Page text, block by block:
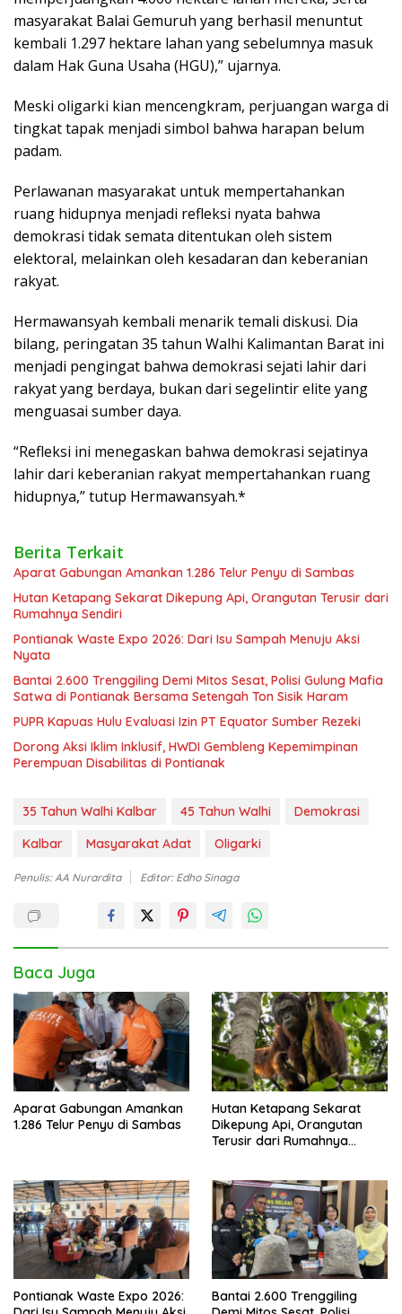
masyarakat Balai Gemuruh yang berhasil menuntut
kembali 1.297 hektare lahan yang sebelumnya masuk
dalam Hak Guna Usaha (HGU),” ujarnya.
Meski oligarki kian mencengkram, perjuangan warga di
tingkat tapak menjadi simbol bahwa harapan belum
padam.
Perlawanan masyarakat untuk mempertahankan
ruang hidupnya menjadi refleksi nyata bahwa
demokrasi tidak semata ditentukan oleh sistem
elektoral, melainkan oleh kesadaran dan keberanian
rakyat.
Hermawansyah kembali menarik temali diskusi. Dia
bilang, peringatan 35 tahun Walhi Kalimantan Barat ini
menjadi pengingat bahwa demokrasi sejati lahir dari
rakyat yang berdaya, bukan dari segelintir elite yang
menguasai sumber daya.
“Refleksi ini menegaskan bahwa demokrasi sejatinya
lahir dari keberanian rakyat mempertahankan ruang
hidupnya,” tutup Hermawansyah.*
Berita Terkait
Aparat Gabungan Amankan 1.286 Telur Penyu di Sambas
Hutan Ketapang Sekarat Dikepung Api, Orangutan Terusir dari
Rumahnya Sendiri
Pontianak Waste Expo 2026: Dari Isu Sampah Menuju Aksi
Nyata
Bantai 2.600 Trenggiling Demi Mitos Sesat, Polisi Gulung Mafia
Satwa di Pontianak Bersama Setengah Ton Sisik Haram
PUPR Kapuas Hulu Evaluasi Izin PT Equator Sumber Rezeki
Dorong Aksi Iklim Inklusif, HWDI Gembleng Kepemimpinan
Perempuan Disabilitas di Pontianak
35 Tahun Walhi Kalbar 45 Tahun Walhi
Demokrasi
Kalbar
Masyarakat Adat Oligarki
Penulis: AA Nurardita Editor: Edho Sinaga
Baca Juga
Aparat Gabungan Amankan
1.286 Telur Penyu di Sambas
Hutan Ketapang Sekarat
Dikepung Api, Orangutan
Terusir dari Rumahnya
Pontianak Waste Expo 2026:
Bantai 2.600 Trenggiling